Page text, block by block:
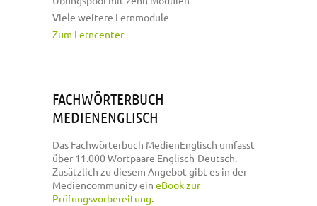
Viele weitere Lernmodule
Zum Lerncenter
FACHWÖRTERBUCH
MEDIENENGLISCH
Das Fachwörterbuch MedienEnglisch umfasst
über 11.000 Wortpaare Englisch-Deutsch.
Zusätzlich zu diesem Angebot gibt es in der
Mediencommunity ein eBook zur
Prüfungsvorbereitung.